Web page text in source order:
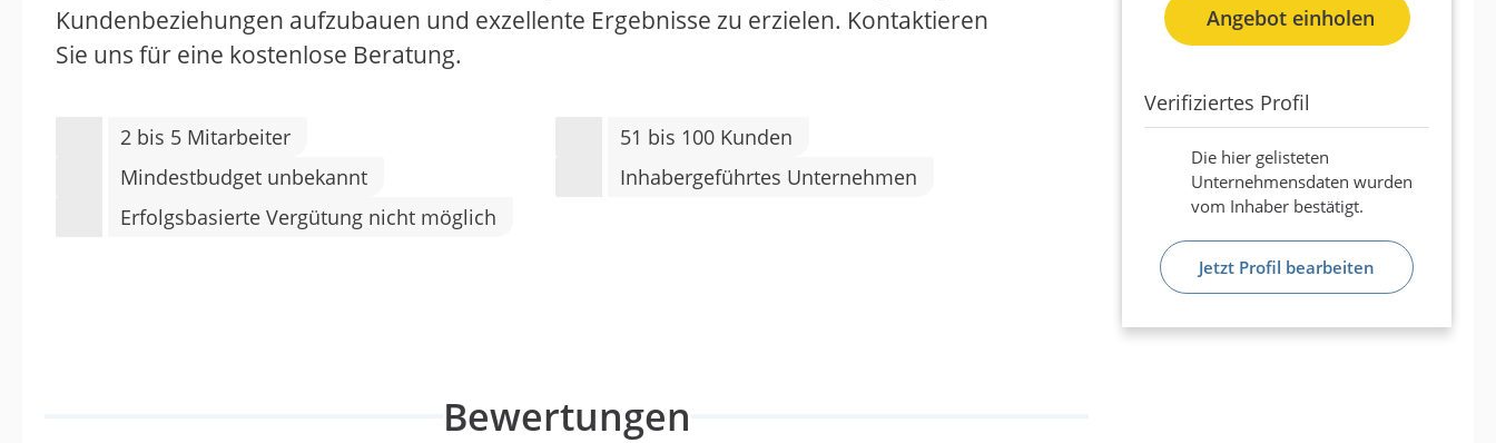
Kundenbeziehungen aufzubauen und exzellente Ergebnisse zu erzielen. Kontaktieren
Sie uns für eine kostenlose Beratung.
2 bis 5 Mitarbeiter
51 bis 100 Kunden
Mindestbudget unbekannt
Inhabergeführtes Unternehmen
Erfolgsbasierte Vergütung nicht möglich
Bewertungen
Angebot einholen
Verifiziertes Profil
Die hier gelisteten
Unternehmensdaten wurden
vom Inhaber bestätigt.
Jetzt Profil bearbeiten